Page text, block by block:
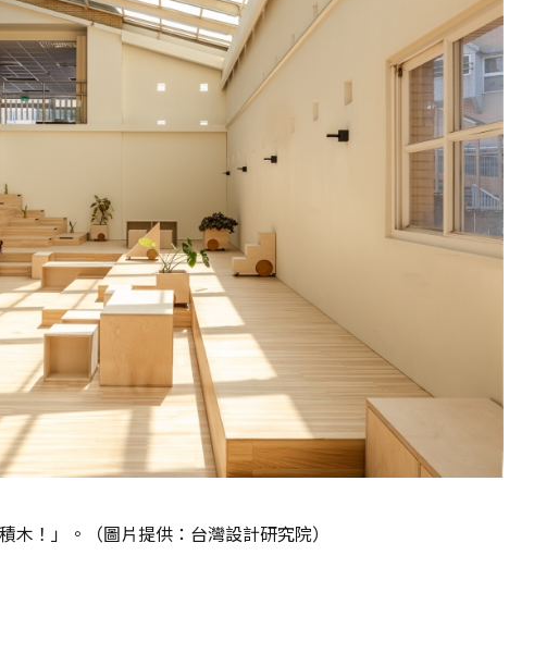
！」。（圖片提供：台灣設計研究院）